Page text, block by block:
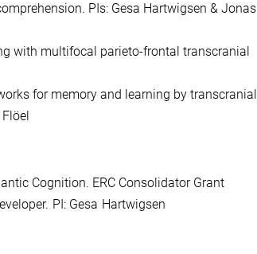
PIs: Gesa Hartwigsen & Jonas
with multifocal parieto-frontal transcranial
for memory and learning by transcranial
Cognition. ERC Consolidator Grant
PI: Gesa Hartwigsen